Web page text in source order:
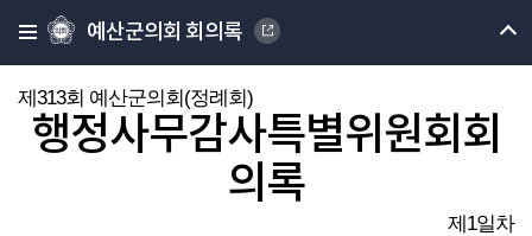
예산군의회 회의록
제313회 예산군의회(정례회)
행정사무감사특별위원회회
의록
제1일차